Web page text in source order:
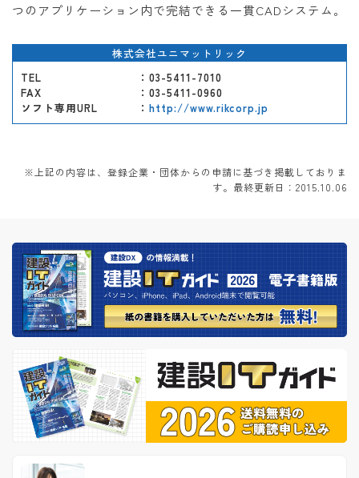
つのアプリケーション内で完結できる一貫CADシステム。
株式会社ユニマットリック
TEL
：03-5411-7010
FAX
：03-5411-0960
ソフト専用URL
： http://www.rikcorp.jp
※上記の内容は、登録企業・団体からの申請に基づき掲載しておりま
す。最終更新日：2015.10.06